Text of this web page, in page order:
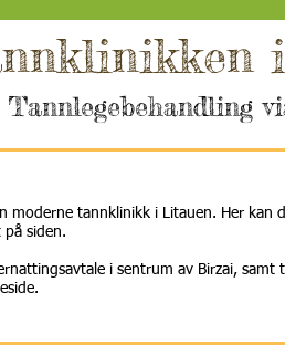
Tannlegebehandling
moderne tannklinikk i Litauen. Her
på siden.
i sentrum av Birzai,